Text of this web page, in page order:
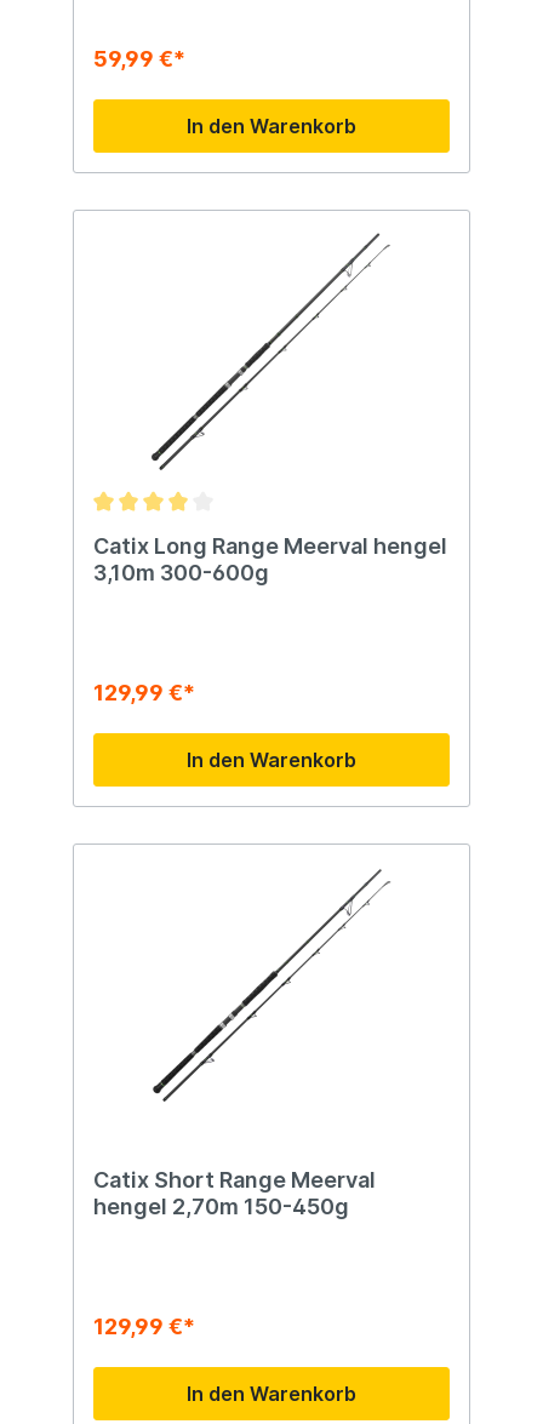
59,99 €*
In den Warenkorb
Catix Long Range Meerval hengel
3,10m 300-600g
129,99 €*
In den Warenkorb
Catix Short Range Meerval
hengel 2,70m 150-450g
129,99 €*
In den Warenkorb